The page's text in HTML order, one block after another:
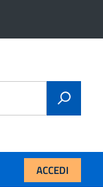
ACCEDI